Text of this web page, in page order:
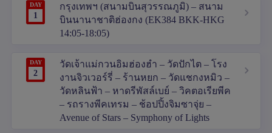
DAY
1
กรุงเทพฯ (สนามบินสุวรรณภูมิ) – สนาม
บินนานาชาติฮ่องกง (EK384 BKK-HKG
14:05-18:05)
DAY
2
วัดเจ้าแม่กวนอิมฮ่องฮำ – วัดปักไต – โรง
งานจิวเวอร์รี่ – ร้านหยก – วัดแชกงหมิว –
วัดหลินฟ้า – หาดรีพัสล์เบย์ – วิคตอเรียพีค
– รถรางพีคเทรม – ช้อปปิ้งจิมซาจุ่ย –
Avenue of Stars – Symphony of Lights